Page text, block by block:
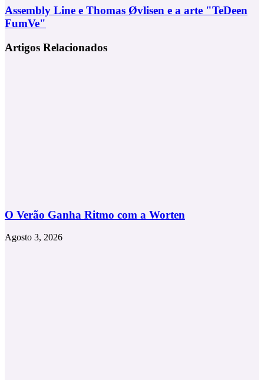
Mixxa
by
Una
e
Assembly
Line
e
Thomas
Øvlisen
Assembly Line e Thomas Øvlisen e a arte "TeDeen
FumVe"
Artigos Relacionados
O Verão Ganha Ritmo com a Worten
Agosto 3, 2026